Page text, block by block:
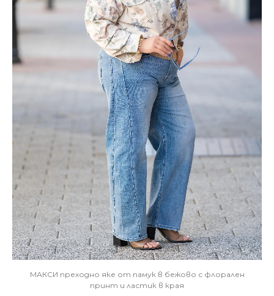
МАКСИ преходно яке от памук в бежово с флорален
принт и ластик в края